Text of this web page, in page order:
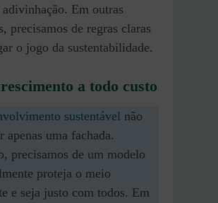
Em outras
precisamos de regras claras
o jogo da sustentabilidade.
a todo custo
sustentável não
apenas uma fachada.
precisamos de um modelo
proteja o meio
e seja justo com todos. Em